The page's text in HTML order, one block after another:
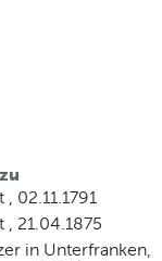
02.11.1791
, 21.04.1875
in Unterfranken,